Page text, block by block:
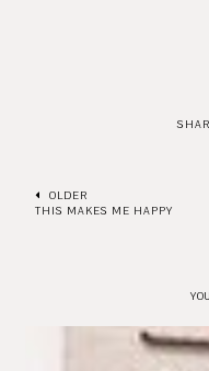
OLDER
THIS MAKES ME HAPPY